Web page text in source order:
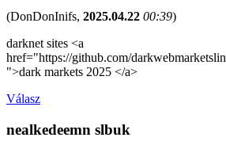
(DonDonInifs, 2025.04.22 00:39)
darknet sites <a
href="https://github.com/
">dark markets 2025 </a>
Válasz
nealkedeemn slbuk